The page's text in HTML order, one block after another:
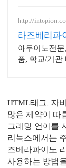
http://
라즈베리파
아두이노전
품, 학교/기관
HTML태그, 자
많은 제약이 따
그래밍 언어를
리눅스에서는
즈베라파이도
사용하는 방법